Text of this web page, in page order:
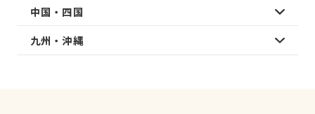
中国・四国
九州・沖縄